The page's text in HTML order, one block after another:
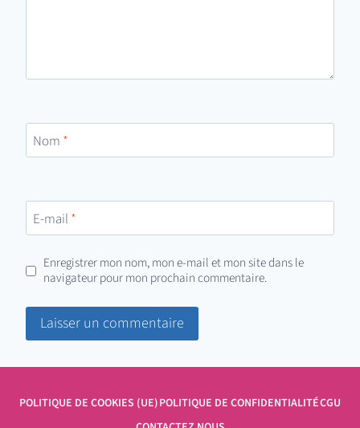
Nom *
E-mail *
Enregistrer mon nom, mon e-mail et mon site dans le
navigateur pour mon prochain commentaire.
POLITIQUE DE COOKIES (UE)POLITIQUE DE CONFIDENTIALITÉCGU